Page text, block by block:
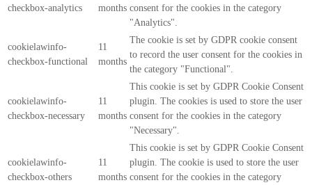
checkbox-analytics
months consent for the cookies in the category
"Analytics".
cookielawinfo-
checkbox-functional
11
months
The cookie is set by GDPR cookie consent
to record the user consent for the cookies in
the category "Functional".
cookielawinfo-
checkbox-necessary
11
months
This cookie is set by GDPR Cookie Consent
plugin. The cookies is used to store the user
consent for the cookies in the category
"Necessary".
cookielawinfo-
checkbox-others
11
months
This cookie is set by GDPR Cookie Consent
plugin. The cookie is used to store the user
consent for the cookies in the category